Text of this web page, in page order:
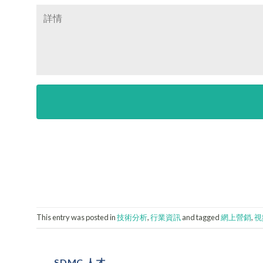
This entry was posted in技術分析,行業資訊and tagged網上營銷,